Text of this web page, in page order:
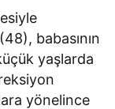
babasının
yaşlarda
yönelince